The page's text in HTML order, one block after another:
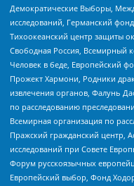
Демократические Выборы,
исследований, Германский
Тихоокеанский центр защиты
Свободная Россия, Всемирный
Человек в беде, Европейский
Прожект Хармони, Родники
извлечения органов, Фалунь
по расследованию
Всемирная организация по
Пражский гражданский центр,
исследований при Совете
Форум русскоязычных
Европейский выбор, Фонд